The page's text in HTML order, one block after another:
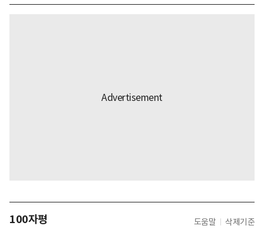
100자평 도움말 삭제기준